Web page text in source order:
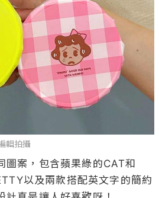
輯拍攝
圖案，包含蘋果綠的CAT和
以及兩款搭配英文字的簡約